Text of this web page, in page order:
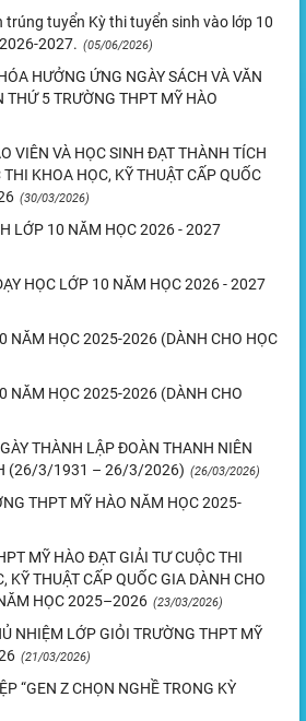
trúng tuyển Kỳ thi tuyển sinh vào lớp 10
2027. (05/06/2026)
HƯỞNG ỨNG NGÀY SÁCH VÀ VĂN
THỨ 5 TRƯỜNG THPT MỸ HÀO
VIÊN VÀ HỌC SINH ĐẠT THÀNH TÍCH
KHOA HỌC, KỸ THUẬT CẤP QUỐC
(30/03/2026)
LỚP 10 NĂM HỌC 2026 - 2027
HỌC LỚP 10 NĂM HỌC 2026 - 2027
NĂM HỌC 2025-2026 (DÀNH CHO HỌC
NĂM HỌC 2025-2026 (DÀNH CHO
THÀNH LẬP ĐOÀN THANH NIÊN
(26/3/1931 – 26/3/2026) (26/03/2026)
THPT MỸ HÀO NĂM HỌC 2025-
MỸ HÀO ĐẠT GIẢI TƯ CUỘC THI
KỸ THUẬT CẤP QUỐC GIA DÀNH CHO
HỌC 2025–2026 (23/03/2026)
NHIỆM LỚP GIỎI TRƯỜNG THPT MỸ
(21/03/2026)
“GEN Z CHỌN NGHỀ TRONG KỲ